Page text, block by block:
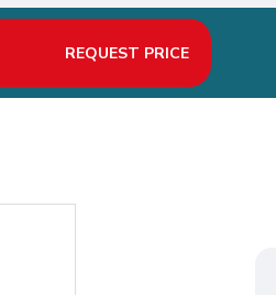
REQUEST PRICE